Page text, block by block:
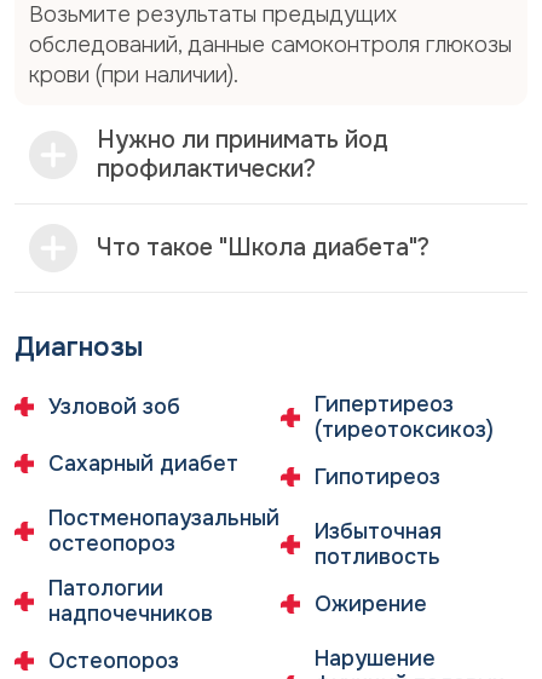
Возьмите результаты предыдущих
обследований, данные самоконтроля глюкозы
крови (при наличии).
Нужно ли принимать йод
профилактически?
Что такое "Школа диабета"?
Диагнозы
Узловой зоб
Сахарный диабет
Постменопаузальный
остеопороз
Патологии
надпочечников
Остеопороз
Гипертиреоз
(тиреотоксикоз)
Гипотиреоз
Избыточная
потливость
Ожирение
Нарушение